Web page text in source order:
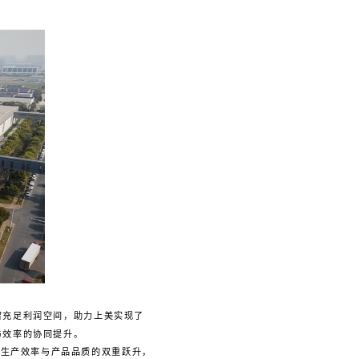
足利润空间，助力上美实现了
率的协同提升。
产效率与产品品质的双重跃升，